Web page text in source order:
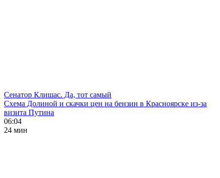
Сенатор Клишас. Да, тот самый
Схема Долиной и скачки цен на бензин в Красноярске из-за
визита Путина
06:04
24 мин